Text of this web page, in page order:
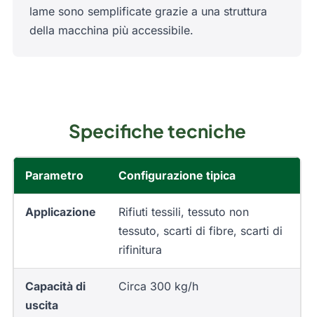
lame sono semplificate grazie a una struttura
della macchina più accessibile.
Specifiche tecniche
Parametro Configurazione tipica
Applicazione
Rifiuti tessili, tessuto non
tessuto, scarti di fibre, scarti di
rifinitura
Capacità di
uscita
Circa 300 kg/h